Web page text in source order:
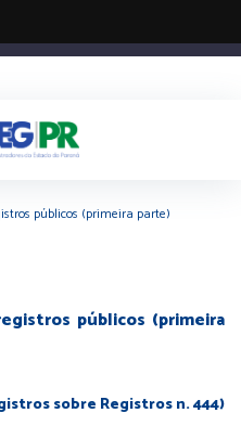
públicos (primeira parte)
públicos (primeira
sobre Registros n. 444)